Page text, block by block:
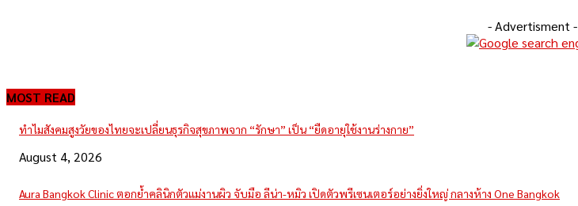
- Advertisment -
MOST READ
ทำไมสังคมสูงวัยของไทยจะเปลี่ยนธุรกิจสุขภาพจาก “รักษา” เป็น “ยืดอายุใช้งานร่างกาย”
August 4, 2026
Aura Bangkok Clinic ตอกย้ำคลินิกตัวแม่งานผิว จับมือ ลีน่า-หมิว เปิดตัวพรีเซนเตอร์อย่างยิ่งใหญ่ กลางห้าง One Bangkok